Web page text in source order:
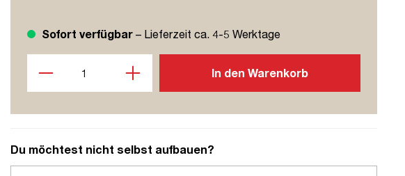
Sofort verfügbar– Lieferzeit ca. 4-5 Werktage
In den Warenkorb
Du möchtest nicht selbst aufbauen?